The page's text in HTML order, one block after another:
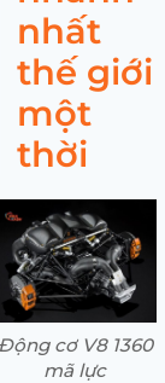
nhất
thế giới
một
thời
Động cơ V8 1360
mã lực